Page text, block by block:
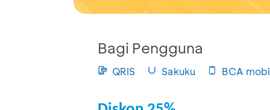
Bagi Pengguna
QRIS Sakuku BCA